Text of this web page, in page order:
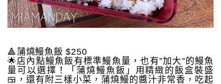
🔺蒲燒鰻魚飯 $250
🌟店內點鰻魚飯有標準鰻魚量，也有”加大”的鰻魚
量可以選擇！「蒲燒鰻魚飯」用精緻的飯盒裝盛
🍱，還有附三樣小菜，蒲燒鰻的醬汁非常香，吃起